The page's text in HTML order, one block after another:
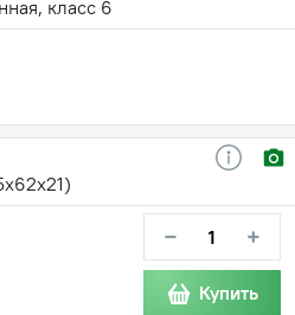
класс 6
− +
Купить